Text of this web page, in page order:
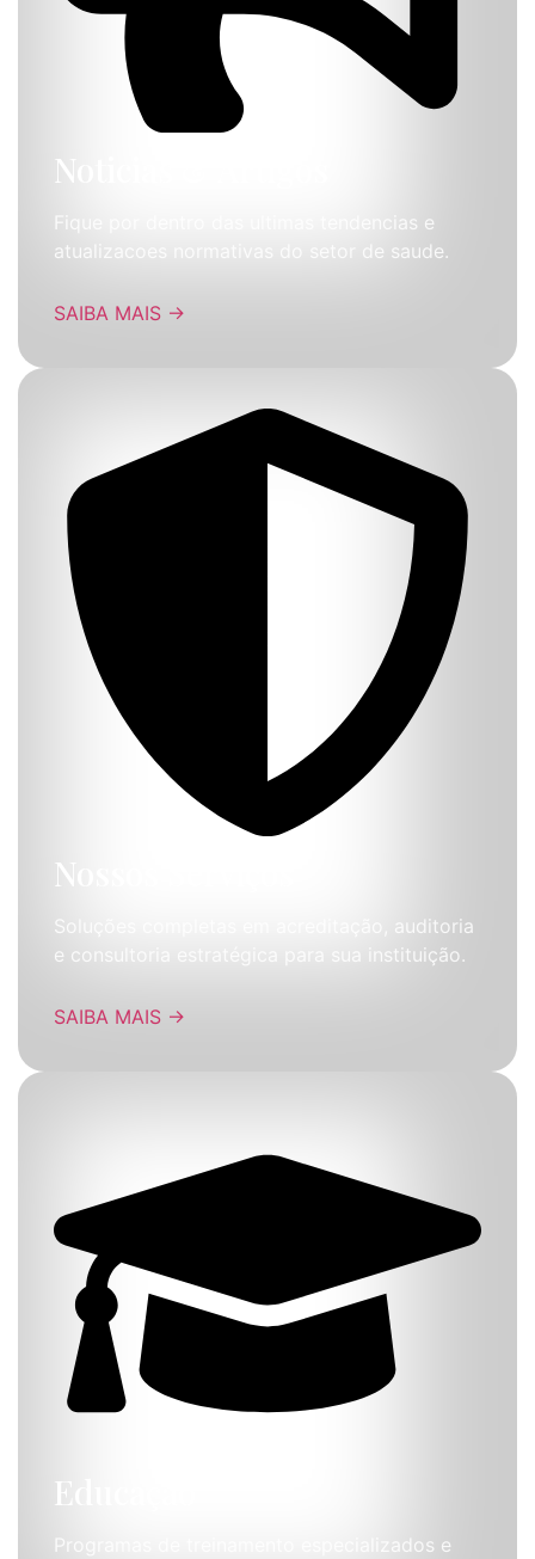
Noticias & Artigos
Fique por dentro das ultimas tendencias e
atualizacoes normativas do setor de saude.
SAIBA MAIS →
Nossos Serviços
Soluções completas em acreditação, auditoria
e consultoria estratégica para sua instituição.
SAIBA MAIS →
Educação
Programas de treinamento especializados e